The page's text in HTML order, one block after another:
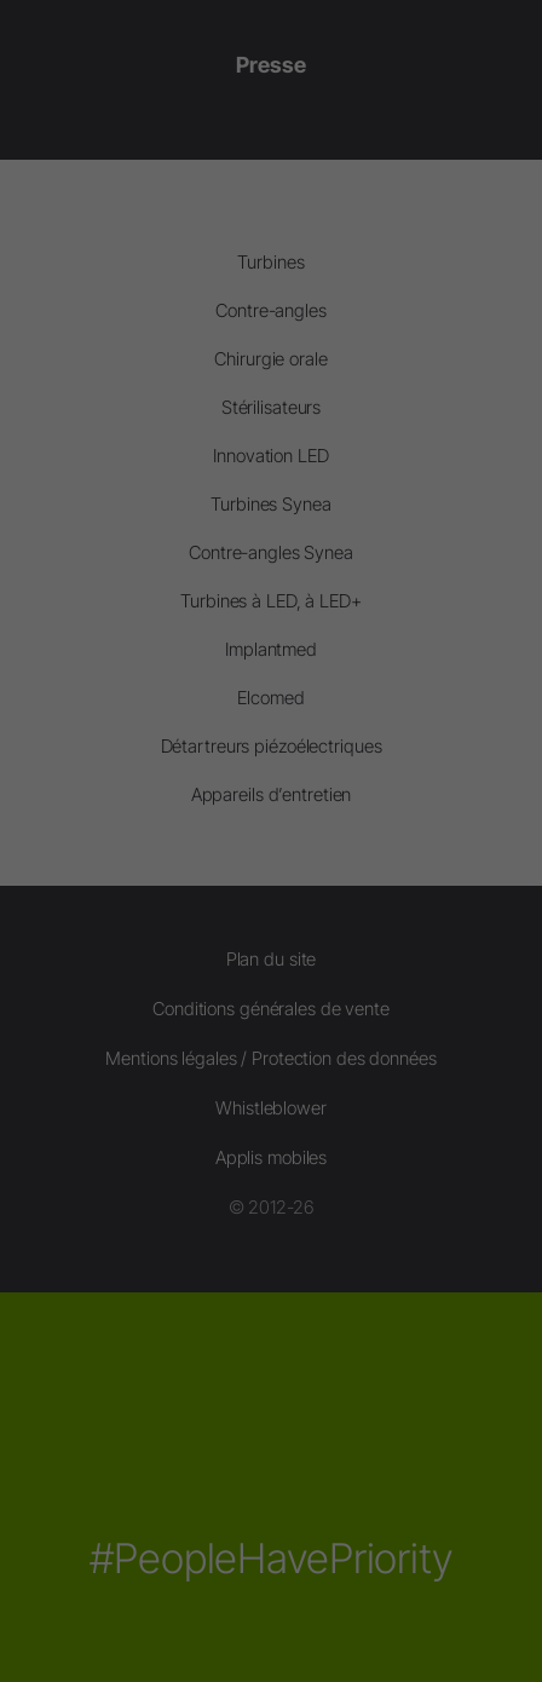
Presse
Turbines
Contre-angles
Chirurgie orale
Stérilisateurs
Innovation LED
Turbines Synea
Contre-angles Synea
Turbines à LED, à LED+
Implantmed
Elcomed
Détartreurs piézoélectriques
Appareils d’entretien
Plan du site
Conditions générales de vente
Mentions légales / Protection des données
Whistleblower
Applis mobiles
© 2012-26
#PeopleHavePriority